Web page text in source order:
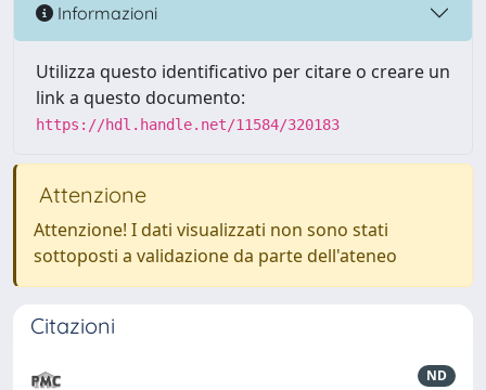
Informazioni
Utilizza questo identificativo per citare o creare un
link a questo documento:
https://hdl.handle.net/11584/320183
Attenzione
Attenzione! I dati visualizzati non sono stati
sottoposti a validazione da parte dell'ateneo
Citazioni
ND